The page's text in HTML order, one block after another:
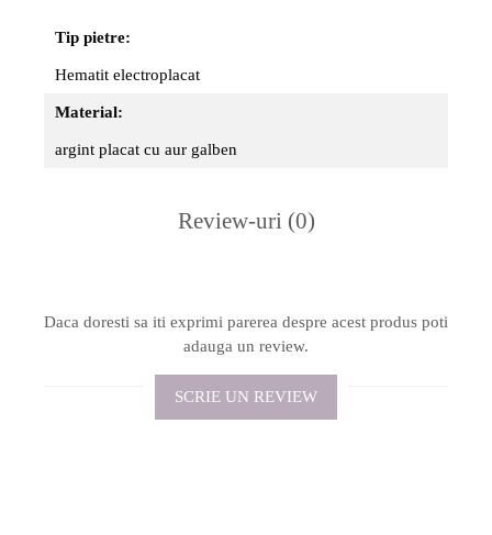
Tip pietre:
Hematit electroplacat
Material:
argint placat cu aur galben
Review-uri (0)
Daca doresti sa iti exprimi parerea despre acest produs poti
adauga un review.
SCRIE UN REVIEW